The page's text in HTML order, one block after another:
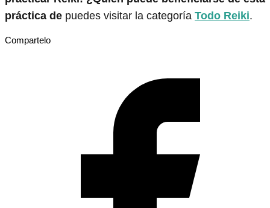
práctica de puedes visitar la categoría Todo Reiki.
Compartelo